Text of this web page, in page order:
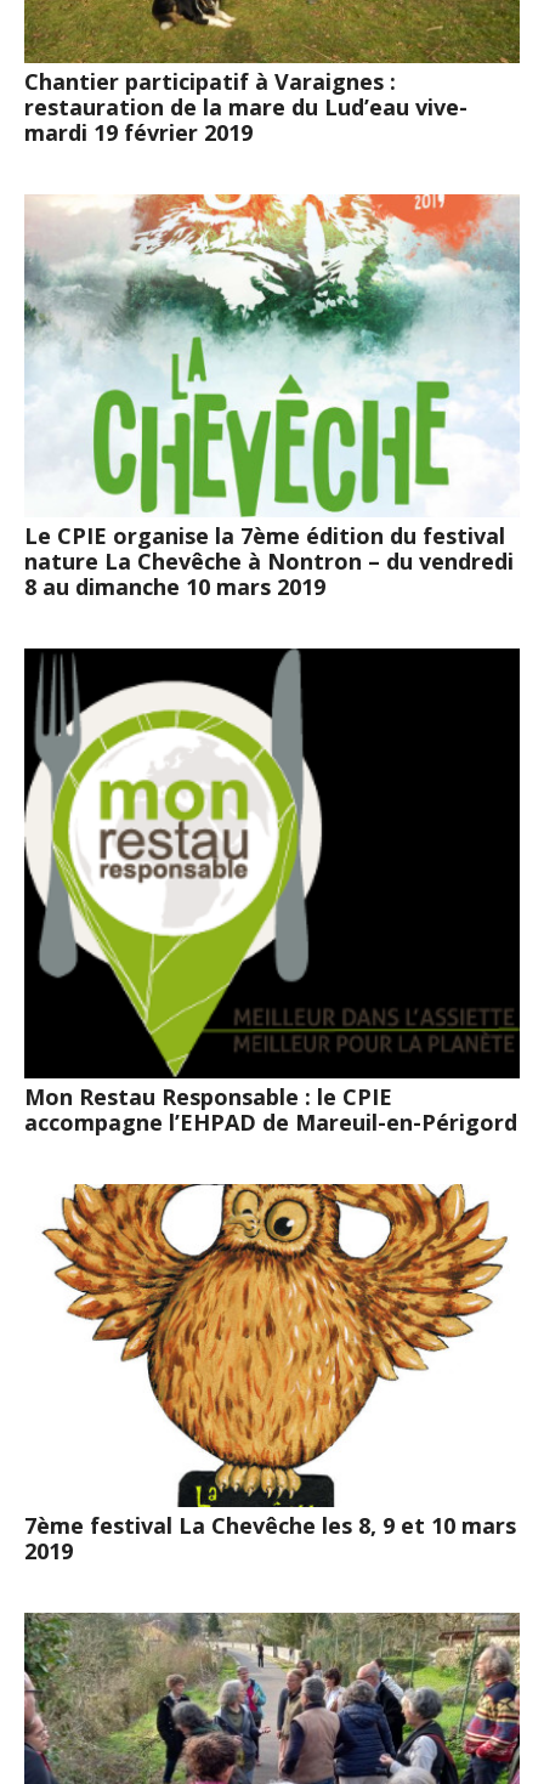
Chantier participatif à Varaignes :
restauration de la mare du Lud’eau vive-
mardi 19 février 2019
Le CPIE organise la 7ème édition du festival
nature La Chevêche à Nontron – du vendredi
8 au dimanche 10 mars 2019
Mon Restau Responsable : le CPIE
accompagne l’EHPAD de Mareuil-en-Périgord
7ème festival La Chevêche les 8, 9 et 10 mars
2019